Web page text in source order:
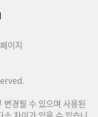
이지
경될 수 있으며 사용된